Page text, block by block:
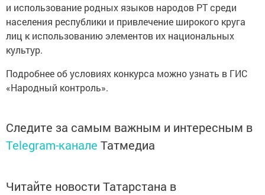
и использование родных языков народов РТ среди
населения республики и привлечение широкого круга
лиц к использованию элементов их национальных
культур.
Подробнее об условиях конкурса можно узнать в ГИС
«Народный контроль».
Следите за самым важным и интересным в
Telegram-канале Татмедиа
Читайте новости Татарстана в